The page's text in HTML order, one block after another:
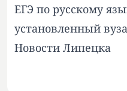
ЕГЭ по русскому
установленный
Новости Липецка